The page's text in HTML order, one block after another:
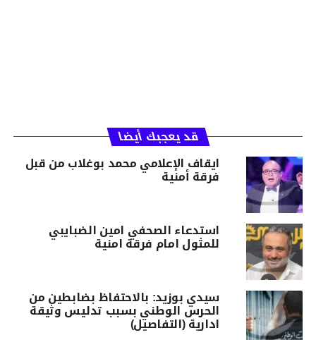
قد يعجبك أيضا
ايقاف الإعلامي محمد بوغلاب من قبل
فرقة أمنية
استدعاء الصحفي امين الضبايبي
للمثول امام فرقة امنية
سيدي بوزيد: بالاحتفاظ بضابطين من
الحرس الوطني بسبب تدليس وثيقة
ادارية (التفاصيل)